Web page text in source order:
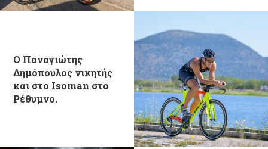
O Παναγιώτης
Δημόπουλος νικητής
και στο Isoman στο
Ρέθυμνο.